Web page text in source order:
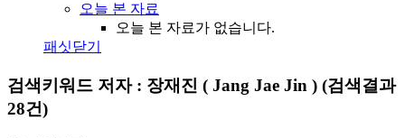
오늘 본 자료
오늘 본 자료가 없습니다.
패싯닫기
검색키워드 저자 : 장재진 ( Jang Jae Jin ) (검색결과
28건)